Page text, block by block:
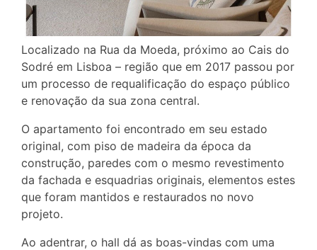
Localizado na Rua da Moeda, próximo ao Cais do
Sodré em Lisboa – região que em 2017 passou por
um processo de requalificação do espaço público
e renovação da sua zona central.
O apartamento foi encontrado em seu estado
original, com piso de madeira da época da
construção, paredes com o mesmo revestimento
da fachada e esquadrias originais, elementos estes
que foram mantidos e restaurados no novo
projeto.
Ao adentrar, o hall dá as boas-vindas com uma